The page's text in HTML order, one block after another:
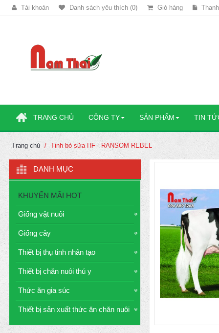
Tài khoản Danh sách yêu thích (0) Giỏ hàng
TRANG CHỦ CÔNG TY SẢN PHẨM TIN
Trang chủ Tinh bò sữa HF - RANSOM REBEL
DANH MỤC
KHUYẾN MÃI HOT
Giống vật nuôi
Giống cây
Thiết bị thụ tinh nhân tạo
Thiết bị chăn nuôi thú y
Thức ăn gia súc
Thiết bị sản xuất thức ăn chăn nuôi